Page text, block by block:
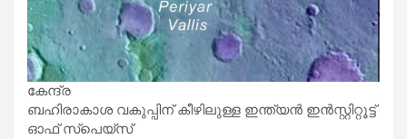
കേന്ദ്ര
ബഹിരാകാശ വകുപ്പിന് കീഴിലുള്ള ഇന്ത്യൻ ഇൻസ്റ്റിറ്റൂട്ട്
ഓഫ് സ്പെയ്സ്